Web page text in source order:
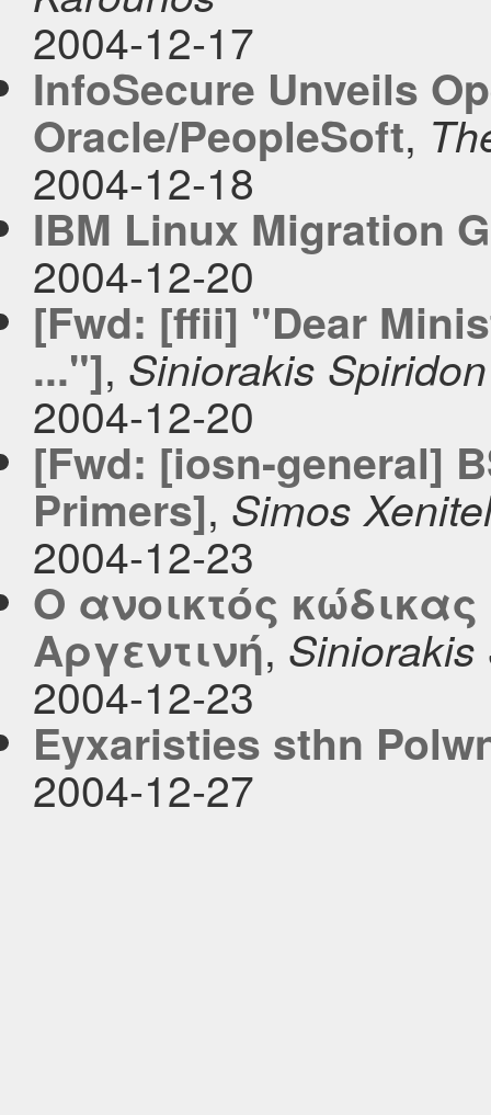
2004-12-17
InfoSecure Unveils
Oracle/PeopleSoft,
2004-12-18
IBM Linux Migration
2004-12-20
[Fwd: [ffii] "Dear
..."], Siniorakis Spiridon
2004-12-20
[Fwd: [iosn-general]
Primers], Simos
2004-12-23
Ο ανοικτός κώδικας
Αργεντινή,
2004-12-23
Eyxaristies sthn
2004-12-27